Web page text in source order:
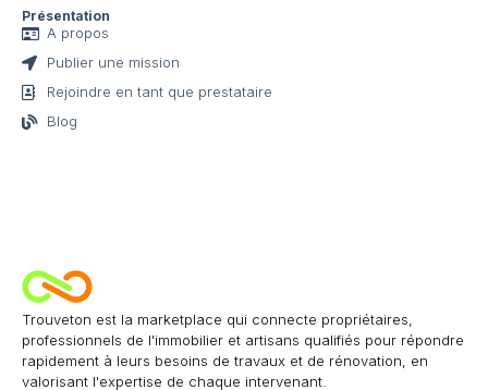
Trouveton est la marketplace qui connecte propriétaires,
professionnels de l'immobilier et artisans qualifiés pour répondre
rapidement à leurs besoins de travaux et de rénovation, en
valorisant l'expertise de chaque intervenant.
Présentation
A propos
Publier une mission
Rejoindre en tant que prestataire
Blog